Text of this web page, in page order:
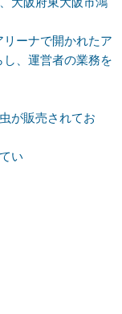
ーナで開かれたア
、運営者の業務を
が販売されてお
い